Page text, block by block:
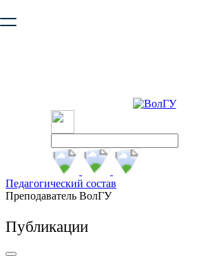
безопасную работу с сайтом. Пожалуйста
Педагогический состав
Преподаватель ВолГУ
Публикации